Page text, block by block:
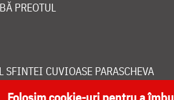
PREOTUL
SFINTEI CUVIOASE PARASCHEVA